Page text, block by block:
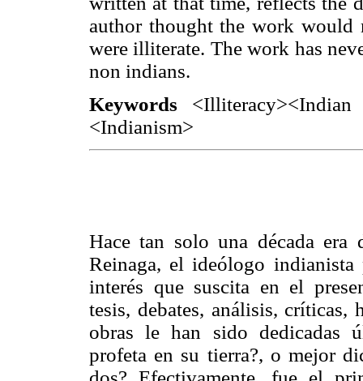
author thought the work would
were illiterate. The work has
non indians.
Keywords <Illiteracy><Indian
<Indianism>
Hace tan solo una década
Reinaga, el ideólogo indianista
interés que suscita en el
tesis, debates, análisis,
obras le han sido dedicadas
profeta en su tierra?, o mejor